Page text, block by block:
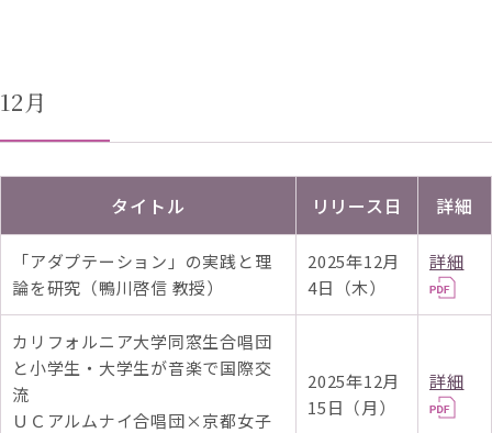
12月
タイトル リリース日 詳細
「アダプテーション」の実践と理
論を研究（鴨川啓信 教授）
2025年12月
4日（木）
詳細
カリフォルニア大学同窓生合唱団
と小学生・大学生が音楽で国際交
流
ＵＣアルムナイ合唱団×京都女子
2025年12月
15日（月）
詳細